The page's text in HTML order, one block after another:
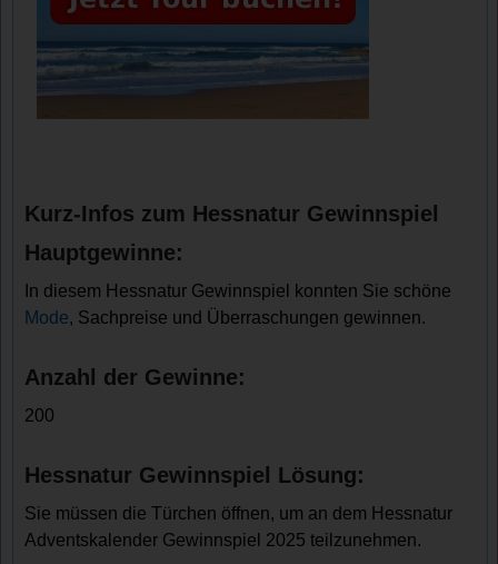
Kurz-Infos zum Hessnatur Gewinnspiel
Hauptgewinne:
In diesem Hessnatur Gewinnspiel konnten Sie schöne
Mode, Sachpreise und Überraschungen gewinnen.
Anzahl der Gewinne:
200
Hessnatur Gewinnspiel Lösung:
Sie müssen die Türchen öffnen, um an dem Hessnatur
Adventskalender Gewinnspiel 2025 teilzunehmen.